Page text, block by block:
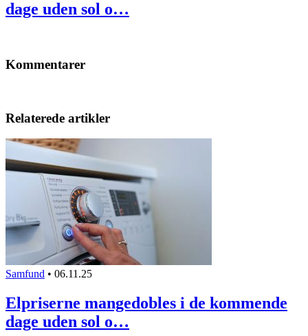
dage uden sol o…
Kommentarer
Relaterede artikler
Samfund • 06.11.25
Elpriserne mangedobles i de kommende
dage uden sol o…